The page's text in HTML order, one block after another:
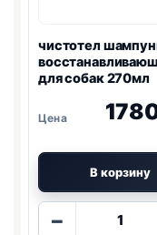
чистотел
для собак 270мл
В корзину
−